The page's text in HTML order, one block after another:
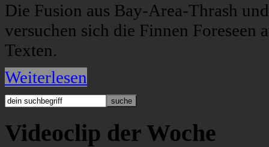
Die Fusion aus Bay-Area-Thrash
versuchen sich die Finnen
Texten.
Weiterlesen
Videoclip der Woche